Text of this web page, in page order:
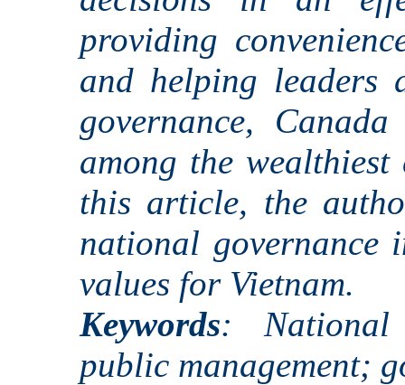
providing
and helping leaders
governance,
among the
this article, the
national governance
values for Vietnam.
Keywords: National
public management;